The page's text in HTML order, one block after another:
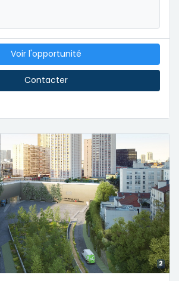
Voir l'opportunité
Contacter
2